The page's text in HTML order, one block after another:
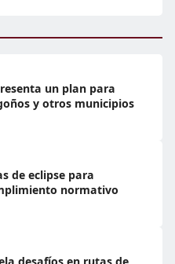
un plan para
y otros municipios
de eclipse para
normativo